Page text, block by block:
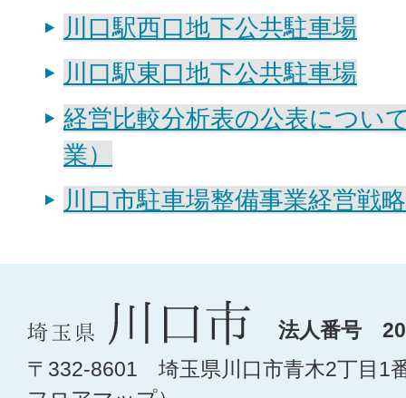
川口駅西口地下公共駐車場
川口駅東口地下公共駐車場
経営比較分析表の公表につい
業）
川口市駐車場整備事業経営戦略
法人番号
〒332-8601 埼玉県川口市青木2丁目1